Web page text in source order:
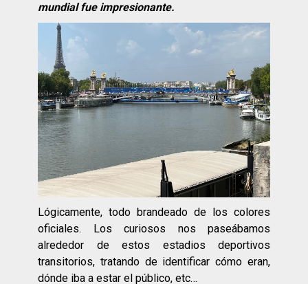
mundial fue impresionante.
Lógicamente, todo brandeado de los colores
oficiales. Los curiosos nos paseábamos
alrededor de estos estadios deportivos
transitorios, tratando de identificar cómo eran,
dónde iba a estar el público, etc…